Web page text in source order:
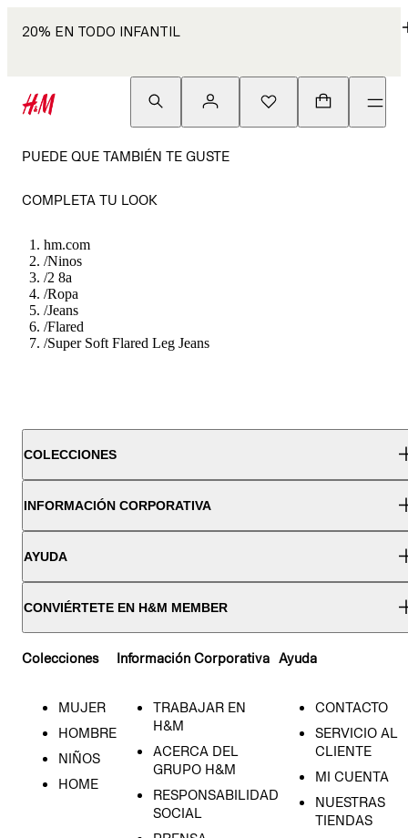
20% EN TODO INFANTIL
PUEDE QUE TAMBIÉN TE GUSTE
COMPLETA TU LOOK
hm.com
/Ninos
/2 8a
/Ropa
/Jeans
/Flared
/Super Soft Flared Leg Jeans
COLECCIONES
INFORMACIÓN CORPORATIVA
AYUDA
CONVIÉRTETE EN H&M MEMBER
Colecciones
MUJER
HOMBRE
NIÑOS
HOME
Información Corporativa
TRABAJAR EN
H&M
ACERCA DEL
GRUPO H&M
RESPONSABILIDAD
SOCIAL
Ayuda
CONTACTO
SERVICIO AL
CLIENTE
MI CUENTA
NUESTRAS
TIENDAS